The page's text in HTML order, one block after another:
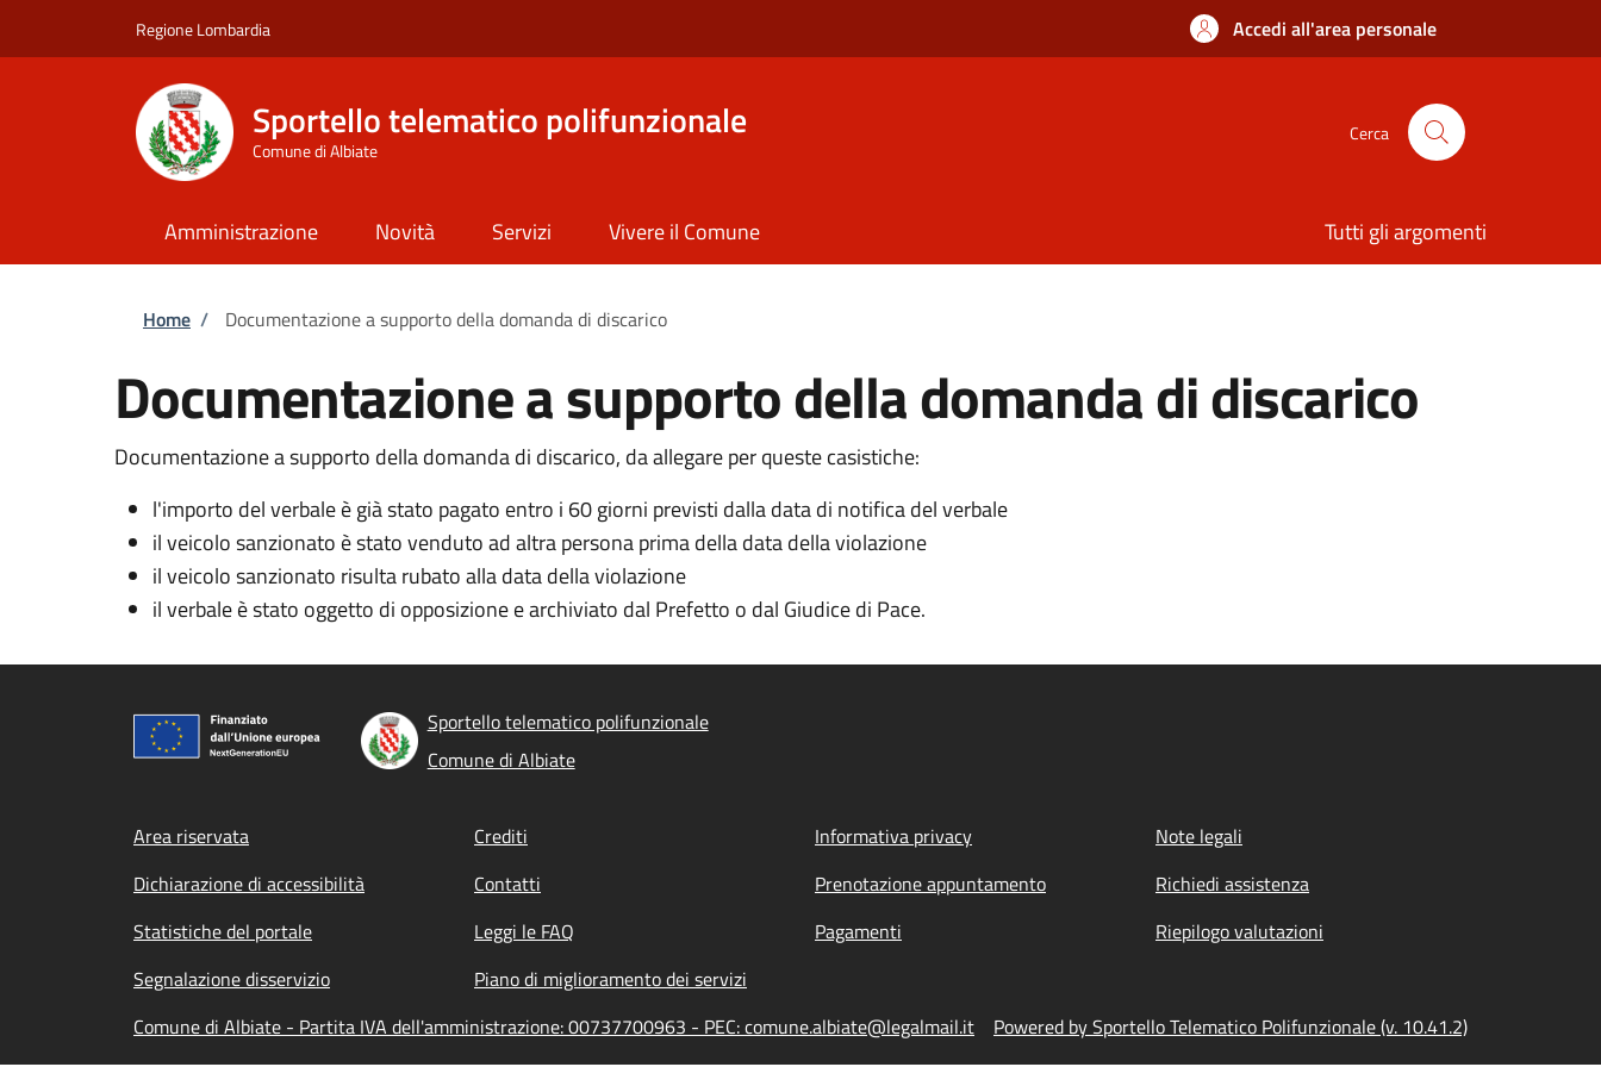
Regione Lombardia Accedi all'area personale
Sportello telematico polifunzionale
Comune di Albiate
Cerca
Amministrazione Novità Servizi Vivere il Comune Tutti gli argomenti
Briciole di pane
Home / Documentazione a supporto della domanda di discarico
Documentazione a supporto della domanda di discarico
Documentazione a supporto della domanda di discarico, da allegare per queste casistiche:
l'importo del verbale è già stato pagato entro i 60 giorni previsti dalla data di notifica del verbale
il veicolo sanzionato è stato venduto ad altra persona prima della data della violazione
il veicolo sanzionato risulta rubato alla data della violazione
il verbale è stato oggetto di opposizione e archiviato dal Prefetto o dal Giudice di Pace.
Sportello telematico polifunzionale
Comune di Albiate
Footer menu
Area riservata Crediti Informativa privacy
Note legali
Dichiarazione di accessibilità
Contatti Prenotazione appuntamento
Richiedi assistenza
Statistiche del portale
Leggi le FAQ Pagamenti
Riepilogo valutazioni
Segnalazione disservizio
Piano di miglioramento dei servizi
Comune di Albiate - Partita IVA dell'amministrazione: 00737700963 - PEC: comune.albiate@legalmail.it
Powered by Sportello Telematico Polifunzionale (v. 10.41.2)